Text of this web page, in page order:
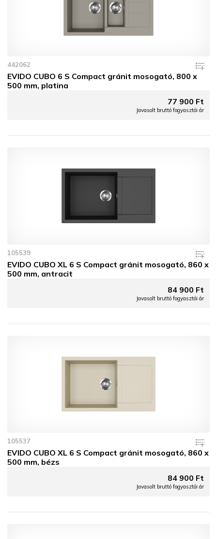
442062
EVIDO CUBO 6 S Compact gránit mosogató, 800 x
500 mm, platina
77 900 Ft
Javasolt bruttó fogyasztói ár
105539
EVIDO CUBO XL 6 S Compact gránit mosogató, 860 x
500 mm, antracit
84 900 Ft
Javasolt bruttó fogyasztói ár
105537
EVIDO CUBO XL 6 S Compact gránit mosogató, 860 x
500 mm, bézs
84 900 Ft
Javasolt bruttó fogyasztói ár